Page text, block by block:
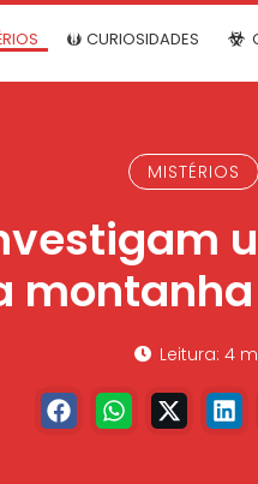
CURIOSIDADES
MISTÉRIOS
Leitura: 4